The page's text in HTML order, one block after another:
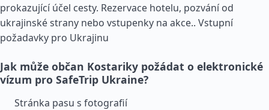
prokazující účel cesty. Rezervace hotelu, pozvání od
ukrajinské strany nebo vstupenky na akce.. Vstupní
požadavky pro Ukrajinu
Jak může občan Kostariky požádat o elektronické
vízum pro SafeTrip Ukraine?
Stránka pasu s fotografií